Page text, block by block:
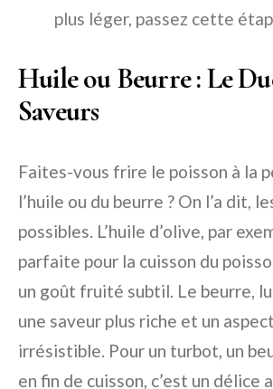
plus léger, passez cette
Huile ou Beurre : Le
Saveurs
Faites-vous frire le poisson à la
l’huile ou du beurre ? On l’a dit,
possibles. L’huile d’olive, par
parfaite pour la cuisson du
un goût fruité subtil. Le beurre,
une saveur plus riche et un
irrésistible. Pour un turbot, un
en fin de cuisson, c’est un délice